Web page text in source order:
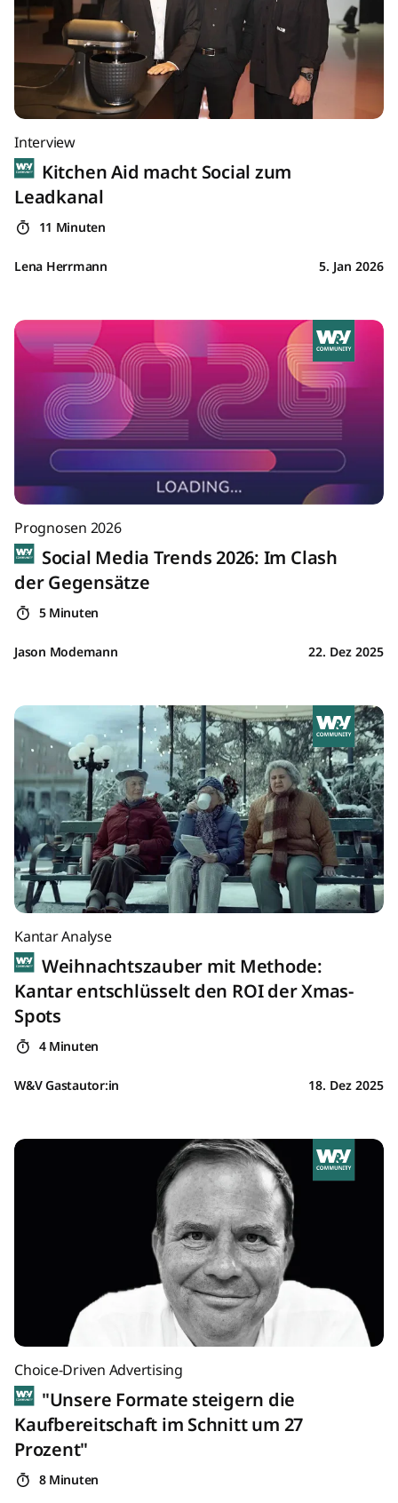
Interview
Kitchen Aid macht Social zum
Leadkanal
11 Minuten
Lena Herrmann 5. Jan 2026
Prognosen 2026
Social Media Trends 2026: Im Clash
der Gegensätze
5 Minuten
Jason Modemann 22. Dez 2025
Kantar Analyse
Weihnachtszauber mit Methode:
Kantar entschlüsselt den ROI der Xmas-
Spots
4 Minuten
W&V Gastautor:in 18. Dez 2025
Choice-Driven Advertising
"Unsere Formate steigern die
Kaufbereitschaft im Schnitt um 27
Prozent"
8 Minuten